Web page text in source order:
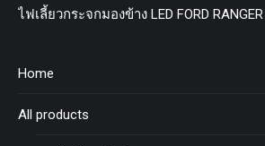
ไฟเลี้ยวกระจกมองข้าง LED FORD RANGER
Home
All products